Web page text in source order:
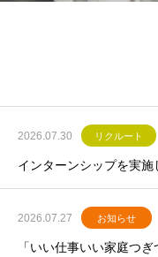
2026.07.30 リクルート
インターンシップを実施
2026.07.27 お知らせ
「いい仕事いい家庭つ